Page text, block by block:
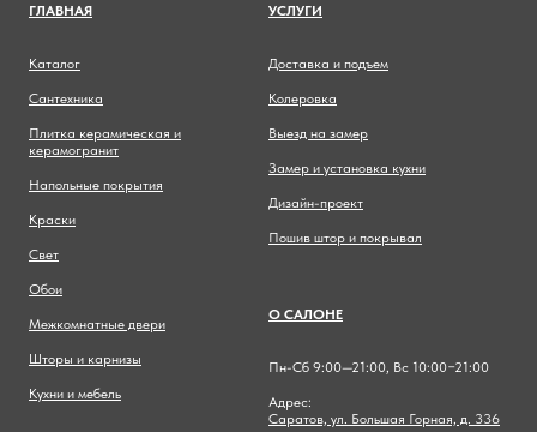
ГЛАВНАЯ
Каталог
Сантехника
Плитка керамическая и
керамогранит
Напольные покрытия
Краски
Свет
Обои
Межкомнатные двери
Шторы и карнизы
Кухни и мебель
УСЛУГИ
Доставка и подъем
Колеровка
Выезд на замер
Замер и установка кухни
Дизайн-проект
Пошив штор и покрывал
О САЛОНЕ
Пн-Сб 9:00—21:00, Вс 10:00−21:00
Адрес:
Саратов, ул. Большая Горная, д. 336